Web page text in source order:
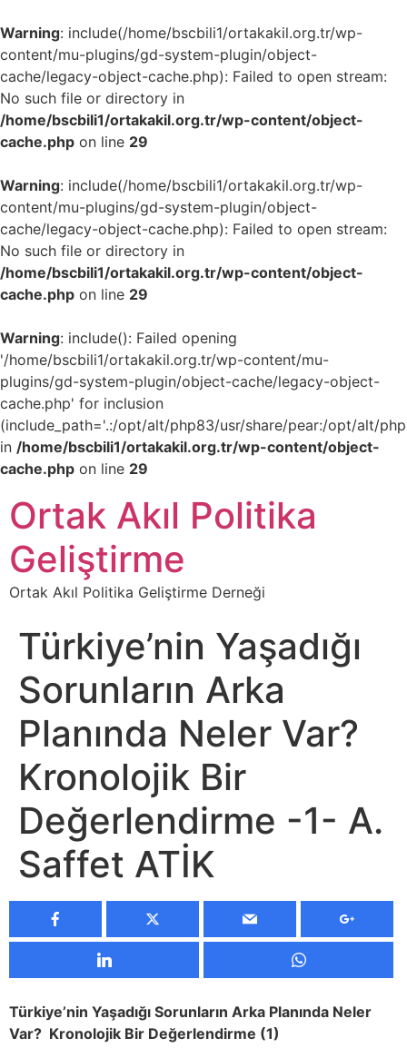
Warning: include(/home/bscbili1/ortakakil.org.tr/wp-
content/mu-plugins/gd-system-plugin/object-
cache/legacy-object-cache.php): Failed to open stream:
No such file or directory in
/home/bscbili1/ortakakil.org.tr/wp-content/object-
cache.php on line 29
Warning: include(/home/bscbili1/ortakakil.org.tr/wp-
content/mu-plugins/gd-system-plugin/object-
cache/legacy-object-cache.php): Failed to open stream:
No such file or directory in
/home/bscbili1/ortakakil.org.tr/wp-content/object-
cache.php on line 29
Warning: include(): Failed opening
'/home/bscbili1/ortakakil.org.tr/wp-content/mu-
plugins/gd-system-plugin/object-cache/legacy-object-
cache.php' for inclusion
(include_path='.:/opt/alt/php83/usr/share/pear:/opt/alt/
in /home/bscbili1/ortakakil.org.tr/wp-content/object-
cache.php on line 29
Ortak Akıl Politika
Geliştirme
Ortak Akıl Politika Geliştirme Derneği
Türkiye’nin Yaşadığı
Sorunların Arka
Planında Neler Var?
Kronolojik Bir
Değerlendirme -1- A.
Saffet ATİK
Türkiye’nin Yaşadığı Sorunların Arka Planında Neler
Var? Kronolojik Bir Değerlendirme (1)